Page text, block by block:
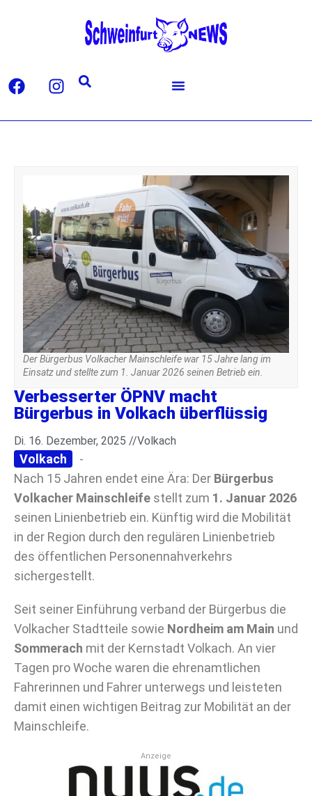
Der Bürgerbus Volkacher Mainschleife war 15 Jahre lang im
Einsatz und stellte zum 1. Januar 2026 seinen Betrieb ein.
Verbesserter ÖPNV macht
Bürgerbus in Volkach überflüssig
Di. 16. Dezember, 2025 //Volkach
Volkach
-
Nach 15 Jahren endet eine Ära: Der Bürgerbus
Volkacher Mainschleife stellt zum 1. Januar 2026
seinen Linienbetrieb ein. Künftig wird die Mobilität
in der Region durch den regulären Linienbetrieb
des öffentlichen Personennahverkehrs
sichergestellt.
Seit seiner Einführung verband der Bürgerbus die
Volkacher Stadtteile sowie Nordheim am Main und
Sommerach mit der Kernstadt Volkach. An vier
Tagen pro Woche waren die ehrenamtlichen
Fahrerinnen und Fahrer unterwegs und leisteten
damit einen wichtigen Beitrag zur Mobilität an der
Mainschleife.
Anzeige